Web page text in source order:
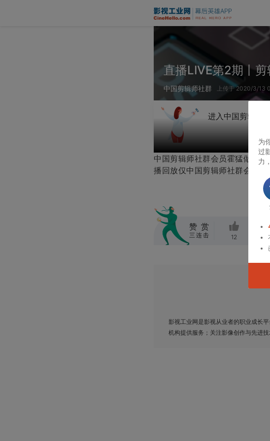
直播LIVE第2期丨
中国剪辑师社群 上传于 2020/3/13
进入中国剪辑师社
中国剪辑师社群会员霍猛做客
播回放仅中国剪辑师社群会员可
赞赏
三连击 12 关
影视工业网是影视从业者的职业成长
机构提供服务；关注影像创作与先进
为
过
力